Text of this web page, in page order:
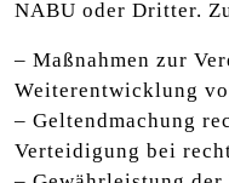
NABU oder Dritter.
– Maßnahmen zur
Weiterentwicklung
– Geltendmachung
Verteidigung bei